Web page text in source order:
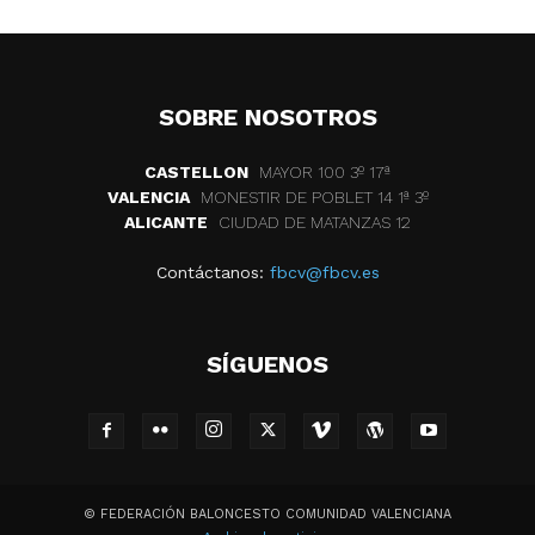
SOBRE NOSOTROS
CASTELLON
MAYOR 100 3º 17ª
VALENCIA
MONESTIR DE POBLET 14 1ª 3º
ALICANTE
CIUDAD DE MATANZAS 12
Contáctanos: fbcv@fbcv.es
SÍGUENOS
© FEDERACIÓN BALONCESTO COMUNIDAD VALENCIANA